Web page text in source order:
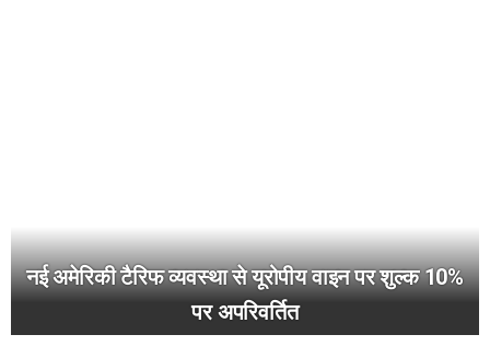
नई अमेरिकी टैरिफ व्यवस्था से यूरोपीय वाइन पर शुल्क 10%
पर अपरिवर्तित